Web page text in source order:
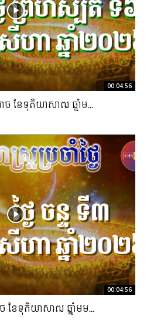
00:04:56
ោច ខែទុតិយាសាឍ ឆ្នាំម...
00:04:56
ច ខែទុតិយាសាឍ ឆ្នាំមម...